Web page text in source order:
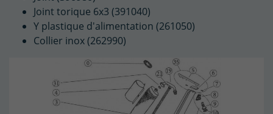
Joint torique 6x3 (391040)
Y plastique d'alimentation (261050)
Collier inox (262990)